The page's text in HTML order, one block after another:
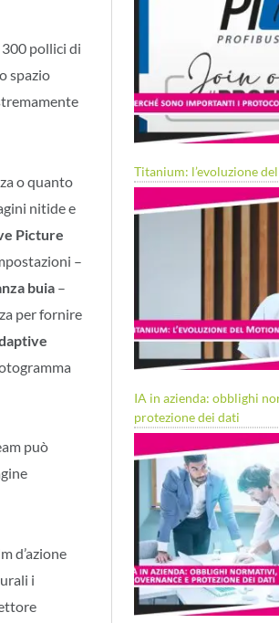
pollici di
spazio
o quanto
nitide e
Picture
–
buia –
per fornire
può
d’azione
i
Titanium: l’evoluzione
IA in azienda: obblighi
protezione dei dati